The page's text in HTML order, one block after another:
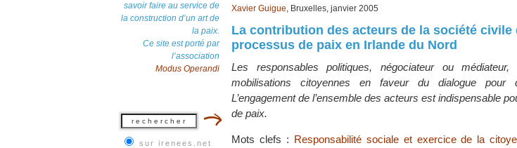
savoir faire au service de
la construction d’un art de
la paix.
Ce site est porté par
l’association
Modus Operandi
sur irenees.net
Xavier Guigue, Bruxelles, janvier 2005
La contribution des acteurs de la société
processus de paix en Irlande du Nord
Les responsables politiques, négociateur ou
mobilisations citoyennes en faveur du dialogue pour
L’engagement de l’ensemble des acteurs est indispensable
de paix.
Mots clefs : Responsabilité sociale et exercice de la